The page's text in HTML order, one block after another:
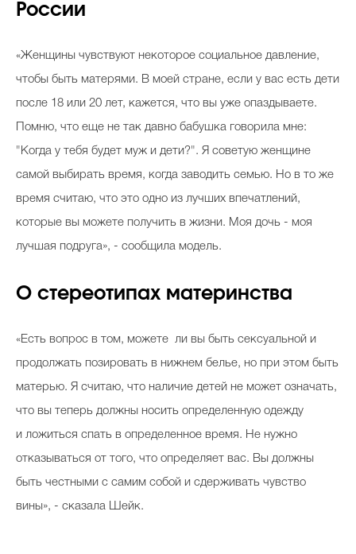
России
«Женщины чувствуют некоторое социальное давление,
чтобы быть матерями. В моей стране, если у вас есть дети
после 18 или 20 лет, кажется, что вы уже опаздываете.
Помню, что еще не так давно бабушка говорила мне:
"Когда у тебя будет муж и дети?". Я советую женщине
самой выбирать время, когда заводить семью. Но в то же
время считаю, что это одно из лучших впечатлений,
которые вы можете получить в жизни. Моя дочь - моя
лучшая подруга», - сообщила модель.
О стереотипах материнства
«Есть вопрос в том, можете ли вы быть сексуальной и
продолжать позировать в нижнем белье, но при этом быть
матерью. Я считаю, что наличие детей не может означать,
что вы теперь должны носить определенную одежду
и ложиться спать в определенное время. Не нужно
отказываться от того, что определяет вас. Вы должны
быть честными с самим собой и сдерживать чувство
вины», - сказала Шейк.